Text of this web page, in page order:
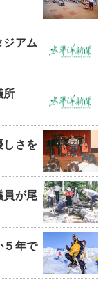
アム
所
さを
が尾
年で